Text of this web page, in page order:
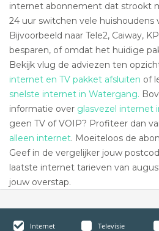
internet abonnement dat strookt
24 uur switchen vele huishoudens
Bijvoorbeeld naar Tele2, Caiway,
besparen, of omdat het huidige
Bekijk vlug de adviezen ten
internet en TV pakket afsluiten of
snelste internet in Watergang.
informatie over glasvezel internet
geen TV of VOIP? Profiteer dan
alleen internet. Moeiteloos de
Geef in de vergelijker jouw
laatste internet tarieven van
jouw overstap.
Internet Televisie